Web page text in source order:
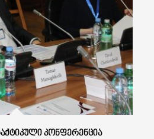
ᲙᲝᲜᲤᲔᲠᲔᲜᲪᲘᲐ